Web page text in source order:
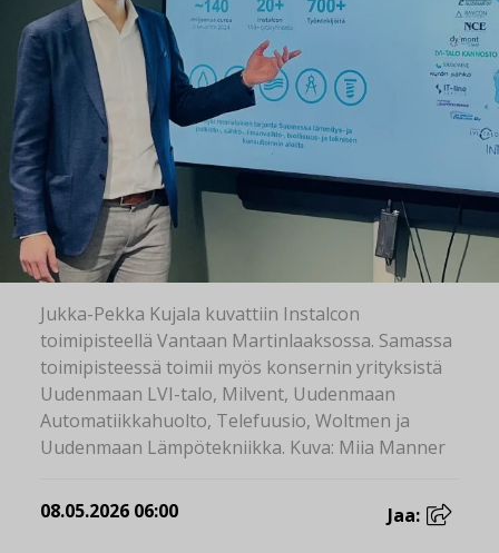
Jukka-Pekka Kujala kuvattiin Instalcon
toimipisteellä Vantaan Martinlaaksossa. Samassa
toimipisteessä toimii myös konsernin yrityksistä
Uudenmaan LVI-talo, Milvent, Uudenmaan
Automatiikkahuolto, Telefuusio, Woltmen ja
Uudenmaan Lämpötekniikka. Kuva: Miia Manner
08.05.2026 06:00 Jaa: